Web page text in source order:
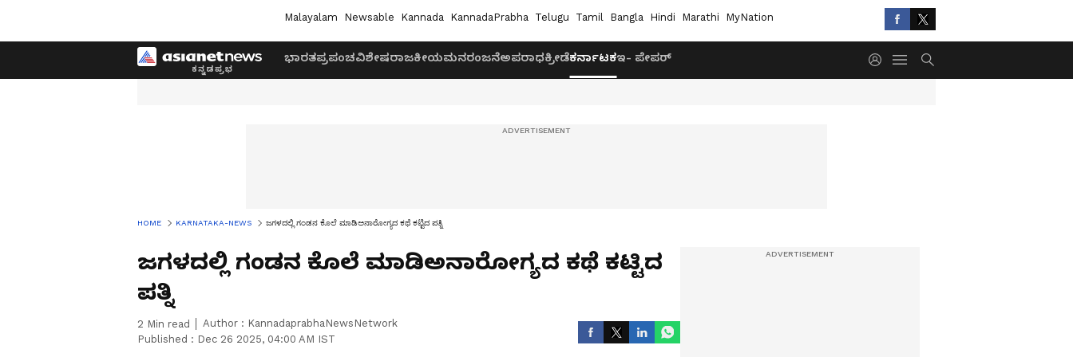
Malayalam Newsable Kannada KannadaPrabha Telugu Tamil Bangla Hindi Marathi MyNation
ಭಾರತಪ್ರಪಂಚವಿಶೇಷರಾಜಕೀಯಮನರಂಜನೆಅಪರಾಧಕ್ರೀಡೆಕರ್ನಾಟಕಇ- ಪೇಪರ್
HOME KARNATAKA-NEWS ಜಗಳದಲ್ಲಿ ಗಂಡನ ಕೊಲೆ ಮಾಡಿಅನಾರೋಗ್ಯದ ಕಥೆ ಕಟ್ಟಿದ ಪತ್ನಿ
ಜಗಳದಲ್ಲಿ ಗಂಡನ ಕೊಲೆ ಮಾಡಿಅನಾರೋಗ್ಯದ ಕಥೆ ಕಟ್ಟಿದ
ಪತ್ನಿ
2 Min read Author : KannadaprabhaNewsNetwork
Published : Dec 26 2025, 04:00 AM IST